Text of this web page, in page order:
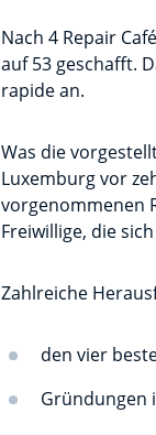
Nach 4 Repair
auf 53 geschafft.
rapide an.
Was die
Luxemburg vor
vorgenommenen
Freiwillige, die
Zahlreiche
den vier
Gründungen